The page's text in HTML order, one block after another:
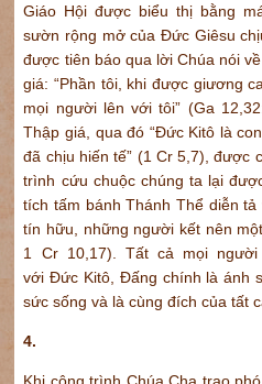
Giáo Hội được biểu thị bằng
sườn rộng mở của Đức Giêsu
được tiên báo qua lời Chúa nói
giá: “Phần tôi, khi được giương
mọi người lên với tôi” (Ga
Thập giá, qua đó “Đức Kitô là
đã chịu hiến tế” (1 Cr 5,7), được
trình cứu chuộc chúng ta lại
tích tấm bánh Thánh Thể diễn
tín hữu, những người kết nên
1 Cr 10,17). Tất cả mọi
với Đức Kitô, Đấng chính là ánh
sức sống và là cùng đích của tất
4.